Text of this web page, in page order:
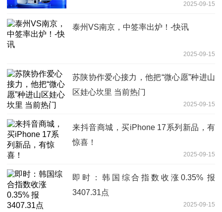
2025-09-15
泰州VS南京，中签率出炉！-快讯
2025-09-15
苏陕协作爱心接力，他把“微心愿”种进山
区娃心坎里 当前热门
2025-09-15
来抖音商城，买iPhone 17系列新品，有
惊喜！
2025-09-15
即时：韩国综合指数收涨0.35% 报
3407.31点
2025-09-15